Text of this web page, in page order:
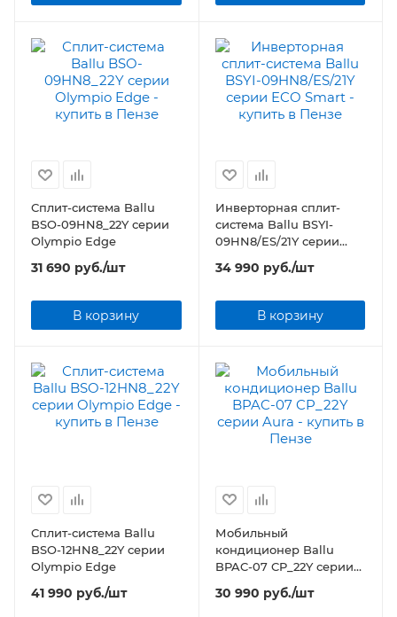
Сплит-система Ballu
BSO-09HN8_22Y серии
Olympio Edge
31 690 руб./шт
В корзину
Инверторная сплит-
система Ballu BSYI-
09HN8/ES/21Y серии
34 990 руб./шт
В корзину
Сплит-система Ballu
BSO-12HN8_22Y серии
Olympio Edge
41 990 руб./шт
Мобильный
кондиционер Ballu
BPAC-07 CP_22Y серии
30 990 руб./шт